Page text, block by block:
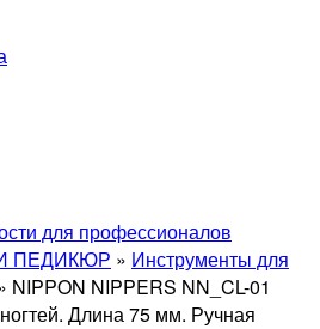
для профессионалов
ПЕДИКЮР » Инструменты для
NIPPON NIPPERS NN_CL-01
Длина 75 мм. Ручная